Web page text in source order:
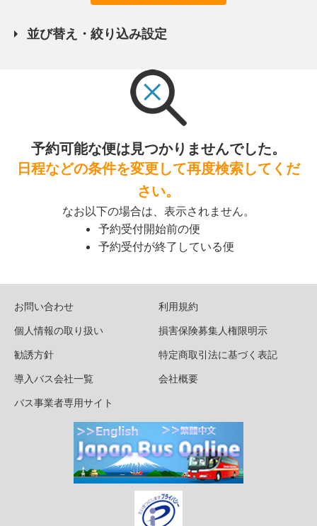
並び替え・絞り込み設定
予約可能な便は見つかりませんでした。
日程などの条件を変更して再度検索してくだ
さい。
なお以下の場合は、表示されません。
予約受付開始前の便
予約受付が終了している便
お問い合わせ
利用規約
個人情報の取り扱い
損害保険募集人権限明示
勧誘方針
特定商取引法に基づく表記
導入バス会社一覧
会社概要
バス事業者専用サイト